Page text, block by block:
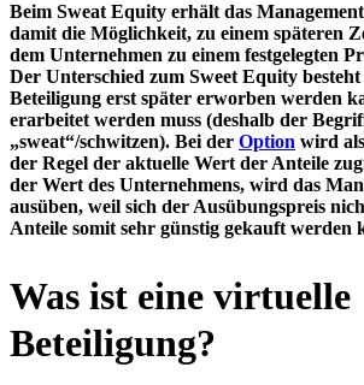
Beim Sweat Equity erhält das
damit die Möglichkeit, zu einem späteren
dem Unternehmen zu einem festgelegten
Der Unterschied zum Sweet Equity
Beteiligung erst später erworben werden
erarbeitet werden muss (deshalb der
„sweat“/schwitzen). Bei der Option wird
der Regel der aktuelle Wert der Anteile
der Wert des Unternehmens, wird das
ausüben, weil sich der Ausübungspreis
Anteile somit sehr günstig gekauft werden
Was ist eine virtuelle
Beteiligung?